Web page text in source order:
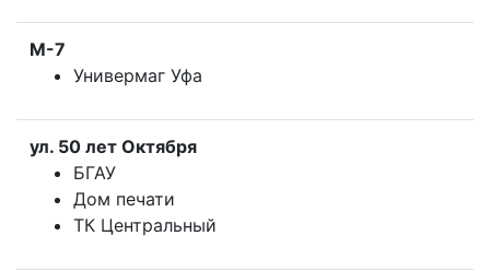
М-7
Универмаг Уфа
ул. 50 лет Октября
БГАУ
Дом печати
ТК Центральный